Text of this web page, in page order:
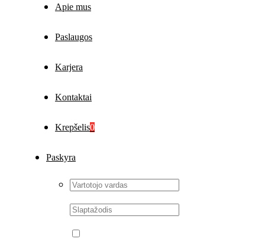
Apie mus
Paslaugos
Karjera
Kontaktai
Krepšelis0
Paskyra
Vartotojo
Slaptažodis: